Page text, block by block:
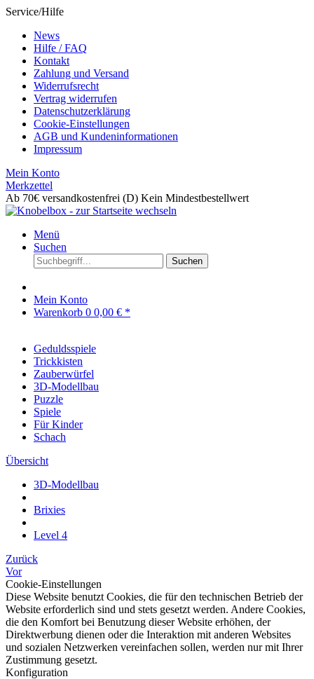
Service/Hilfe
News
Hilfe / FAQ
Kontakt
Zahlung und Versand
Widerrufsrecht
Vertrag widerrufen
Datenschutzerklärung
Cookie-Einstellungen
AGB und Kundeninformationen
Impressum
Mein Konto
Merkzettel
Ab 70€ versandkostenfrei (D) Kein Mindestbestellwert
Menü
Suchen
Suchen
Mein Konto
Warenkorb 0 0,00 € *
Geduldsspiele
Trickkisten
Zauberwürfel
3D-Modellbau
Puzzle
Spiele
Für Kinder
Schach
Übersicht
3D-Modellbau
Brixies
Level 4
Zurück
Vor
Cookie-Einstellungen
Diese Website benutzt Cookies, die für den technischen Betrieb der
Website erforderlich sind und stets gesetzt werden. Andere Cookies,
die den Komfort bei Benutzung dieser Website erhöhen, der
Direktwerbung dienen oder die Interaktion mit anderen Websites
und sozialen Netzwerken vereinfachen sollen, werden nur mit Ihrer
Zustimmung gesetzt.
Konfiguration